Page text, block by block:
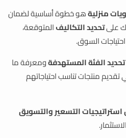
منزليةهو خطوة أساسية لضمان
علىتحديد التكاليفالمتوقعة،
السوق.
تحديد الفئة المستهدفةومعرفة ما
منتجات تناسب احتياجاتهم
التسعير والتسويق